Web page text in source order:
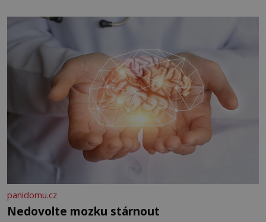
panidomu.cz
Nedovolte mozku stárnout